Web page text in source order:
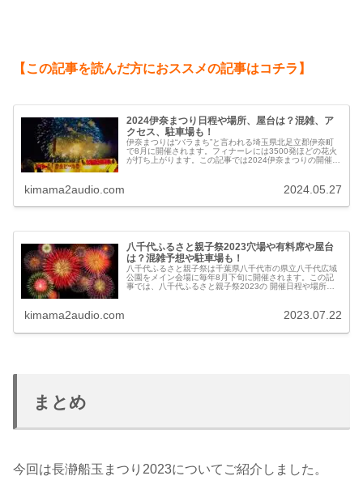
【この記事を読んだ方におススメの記事はコチラ】
2024伊奈まつり日程や場所、屋台は？混雑、ア
クセス、駐車場も！
伊奈まつりは“バラまち”と言われる埼玉県北足立郡伊奈町
で8月に開催されます。フィナーレには3500発ほどの花火
が打ち上がります。この記事では2024伊奈まつりの開催日
kimama2audio.com 2024.05.27
八千代ふるさと親子祭2023穴場や有料席や屋台
は？混雑予想や駐車場も！
八千代ふるさと親子祭は千葉県八千代市の県立八千代広域
公園をメイン会場に毎年8月下旬に開催されます。この記
事では、八千代ふるさと親子祭2023の 開催日程や場所、
kimama2audio.com 2023.07.22
まとめ
今回は長瀞船玉まつり2023についてご紹介しました。